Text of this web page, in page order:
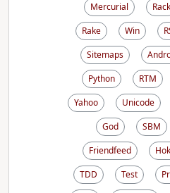
Mercurial
Rack
Rake
Win
Sitemaps
Python
RTM
Yahoo
Unicode
God
SBM
Friendfeed
TDD
Test